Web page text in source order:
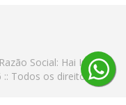
Social: Hai Imoveis
:: Todos os direitos